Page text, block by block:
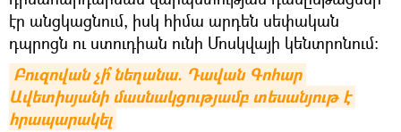
էր անցկացնում, իսկ հիմա արդեն սեփական
դպրոցն ու ստուդիան ունի Մոսկվայի կենտրոնում։
Բուզովան չի՞ նեղանա. Դավան Գոհար
Ավետիսյանի մասնակցությամբ տեսանյութ է
հրապարակել